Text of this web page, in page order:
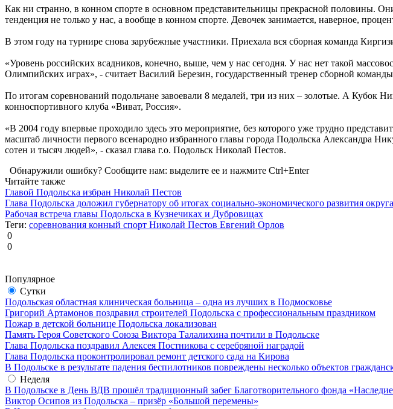
Как ни странно, в конном спорте в основном представительницы прекрасной половины.
тенденция не только у нас, а вообще в конном спорте. Девочек занимается, наверное,
В этом году на турнире снова зарубежные участники. Приехала вся сборная команда
«Уровень российских всадников, конечно, выше, чем у нас сегодня. У нас нет такой
Олимпийских играх», - считает Василий Березин, государственный тренер сборной
По итогам соревнований подольчане завоевали 8 медалей, три из них – золотые. А Кубок
конноспортивного клуба «Виват, Россия».
«В 2004 году впервые проходило здесь это мероприятие, без которого уже трудно
масштаб личности первого всенародно избранного главы города Подольска Александра
сотен и тысяч людей», - сказал глава г.о. Подольск Николай Пестов.
Обнаружили ошибку? Сообщите нам: выделите ее и нажмите Ctrl+Enter
Читайте также
Главой Подольска избран Николай Пестов
Глава Подольска доложил губернатору об итогах социально-экономического развития округа
Рабочая встреча главы Подольска в Кузнечиках и Дубровицах
Теги: соревнования конный спорт Николай Пестов Евгений Орлов
0
0
Популярное
Сутки
Подольская областная клиническая больница – одна из лучших в Подмосковье
Григорий Артамонов поздравил строителей Подольска с профессиональным праздником
Пожар в детской больнице Подольска локализован
Память Героя Советского Союза Виктора Талалихина почтили в Подольске
Глава Подольска поздравил Алексея Постникова с серебряной наградой
Глава Подольска проконтролировал ремонт детского сада на Кирова
В Подольске в результате падения беспилотников повреждены несколько объектов
Неделя
В Подольске в День ВДВ прошёл традиционный забег Благотворительного фонда
Виктор Осипов из Подольска – призёр «Большой перемены»